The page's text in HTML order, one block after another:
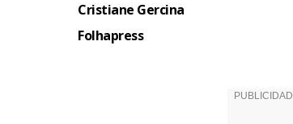
Cristiane Gercina
Folhapress